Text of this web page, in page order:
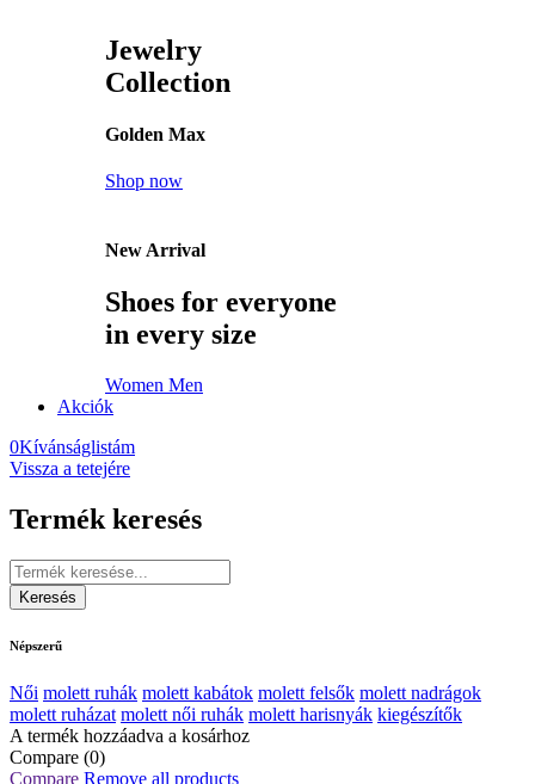
Jewelry
Collection
Golden Max
Shop now
New Arrival
Shoes for everyone
in every size
Women Men
Akciók
0Kívánságlistám
Vissza a tetejére
Termék keresés
Népszerű
Női molett ruhák molett kabátok molett felsők molett nadrágok
molett ruházat molett női ruhák molett harisnyák kiegészítők
A termék hozzáadva a kosárhoz
Compare (0)
Compare Remove all products